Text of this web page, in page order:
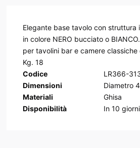
Elegante base tavolo con struttura
in colore NERO bucciato o
per tavolini bar e camere classiche
Kg. 18
Codice
LR366-
Dimensioni
Diametro
Materiali
Ghisa
Disponibilità
In 10 giorni